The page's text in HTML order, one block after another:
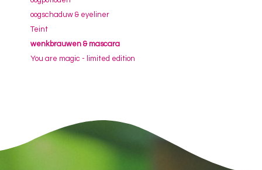
oogschaduw & eyeliner
Teint
wenkbrauwen & mascara
You are magic - limited edition